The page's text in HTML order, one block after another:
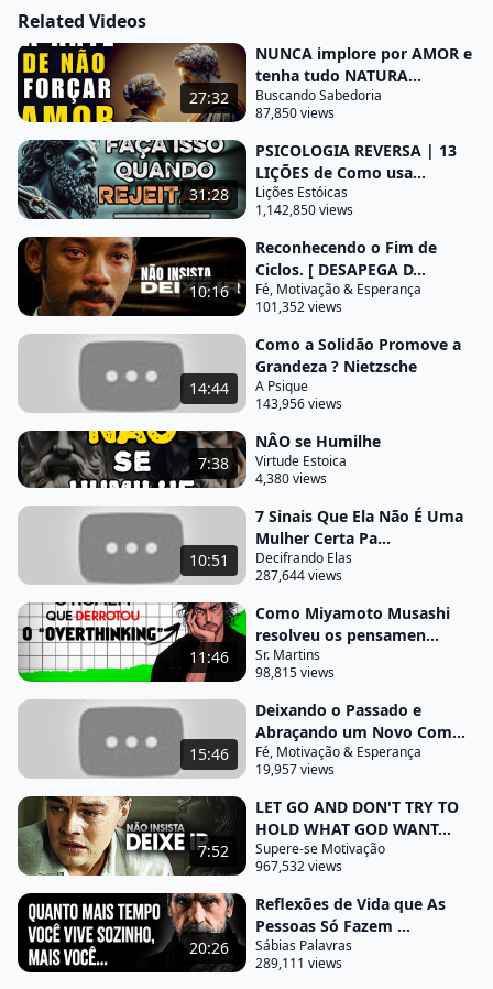
gratificante e menos estressante Marco Aurélio o
imperador romano e filósofo stoico tinha muito a
dizer sobre o tema do desejo e Da perseguição
Vamos aprender aqui alguns princípios estóicos
que podem ajudá-lo a encontrar um
relacionamento mais saudável e duradouro foque
no seu próprio desenvolvimento pessoal em vez de
perseguir relacionamentos concentre-se em se
tornar a melhor versão de si mesmo trabalhe para
desenvolver suas virtudes como sabedoria Justiça
coragem e autocontrole quando você se torna uma
pessoa mais forte e feliz você se torna mais
atraente para os outros seja e Genuíno Não tente
ser alguém que você
não é as pessoas são atraídas por pessoas que são
verdadeiras consigo mesmas respeite a autonomia
da outra pessoa lembre-se de que a outra pessoa
tem o direito de fazer suas próprias escolhas não
tente controlá-la ou forçá-la a fazer o que você quer
seja paciente as coisas boas levam tempo não
espere encontrar o amor da sua vida da noite para
o dia continue se concentrando em orar a si
mesmo e eventualmente você encontrará alguém
que seja certo para você aqui estão algumas
práticas que você pode fazer para implementar
esses princípios em sua vida reserve um tempo
para a autorreflexão pense sobre suas próprias
motivações desejos e fraquezas o que você está
procurando em um relacionamento quais são seus
valores e prioridades Estabeleça metas de
autoaperfeiçoamento o que você quer alcançar em
sua vida quais habilidades Você quer aprender
quais hábitos você quer mudar seja aberto a novas
Related Videos
27:32
NUNCA implore por AMOR e
tenha tudo NATURA...
Buscando Sabedoria
87,850 views
31:28
PSICOLOGIA REVERSA | 13
LIÇÕES de Como usa...
Lições Estóicas
1,142,850 views
10:16
Reconhecendo o Fim de
Ciclos. [ DESAPEGA D...
Fé, Motivação & Esperança
101,352 views
14:44
Como a Solidão Promove a
Grandeza ? Nietzsche
A Psique
143,956 views
7:38
NÂO se Humilhe
Virtude Estoica
4,380 views
10:51
7 Sinais Que Ela Não É Uma
Mulher Certa Pa...
Decifrando Elas
287,644 views
11:46
Como Miyamoto Musashi
resolveu os pensamen...
Sr. Martins
98,815 views
15:46
Deixando o Passado e
Abraçando um Novo Com...
Fé, Motivação & Esperança
19,957 views
7:52
LET GO AND DON'T TRY TO
HOLD WHAT GOD WANT...
Supere-se Motivação
967,532 views
20:26
Reflexões de Vida que As
Pessoas Só Fazem ...
Sábias Palavras
289,111 views